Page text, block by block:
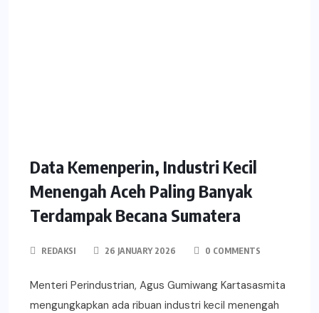
Data Kemenperin, Industri Kecil
Menengah Aceh Paling Banyak
Terdampak Becana Sumatera
REDAKSI 26 JANUARY 2026 0 COMMENTS
Menteri Perindustrian, Agus Gumiwang Kartasasmita
mengungkapkan ada ribuan industri kecil menengah